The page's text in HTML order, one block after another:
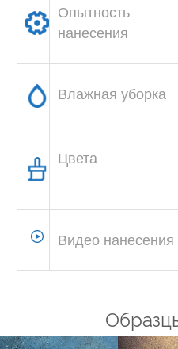
Опытность
нанесения
Влажная уборка
Цвета
Видео нанесения